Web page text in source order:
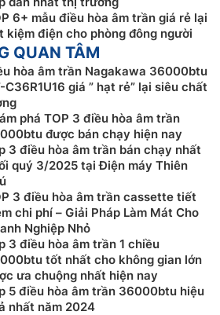
Nagakawa giá rẻNT-C36R1U16
kết nối ống dẫn khí sang các
cửa chia gió phụ trên dàn lạnh
đồng thời nhiều không gian khác
6+ mẫu điều hòa âm trần giá rẻ lại
kiệm điện cho phòng đông người
QUAN TÂM
hòa âm trần Nagakawa 36000btu
C36R1U16 giá ” hạt rẻ” lại siêu chất
phá TOP 3 điều hòa âm trần
được bán chạy hiện nay
3 điều hòa âm trần bán chạy nhất
quý 3/2025 tại Điện máy Thiên
3 điều hòa âm trần cassette tiết
chi phí – Giải Pháp Làm Mát Cho
Nghiệp Nhỏ
3 điều hòa âm trần 1 chiều
tốt nhất cho không gian lớn
ưa chuộng nhất hiện nay
5 điều hòa âm trần 36000btu hiệu
nhất năm 2024